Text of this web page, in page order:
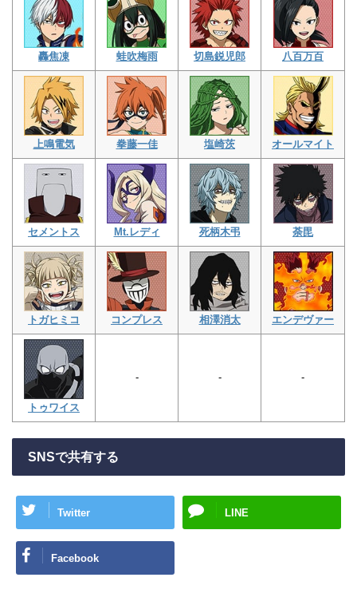
轟焦凍 蛙吹梅雨 切島鋭児郎 八百万百
上鳴電気 拳藤一佳 塩崎茨 オールマイト
セメントス Mt.レディ 死柄木弔 荼毘
トガヒミコ コンプレス 相澤消太 エンデヴァー
トゥワイス
- - -
SNSで共有する
Twitter LINE
Facebook